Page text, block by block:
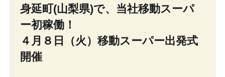
身延町(山梨県)で、当社移動スーパ
ー初稼働！
４月８日（火）移動スーパー出発式
開催